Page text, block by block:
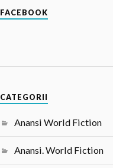
FACEBOOK
CATEGORII
Anansi World Fiction
Anansi. World Fiction